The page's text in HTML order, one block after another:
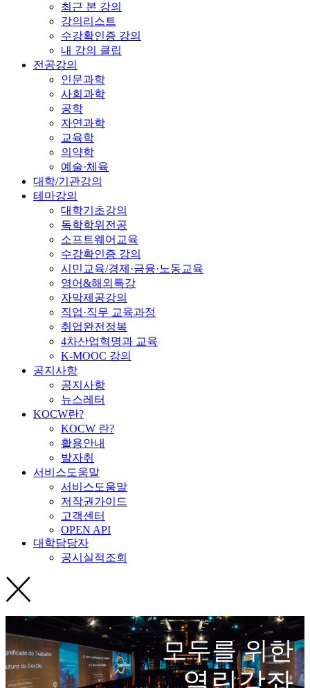
최근 본 강의
강의리스트
수강확인증 강의
내 강의 클립
전공강의
인문과학
사회과학
공학
자연과학
교육학
의약학
예술·체육
대학/기관강의
테마강의
대학기초강의
독학학위전공
소프트웨어교육
수강확인증 강의
시민교육/경제·금융·노동교육
영어&해외특강
자막제공강의
직업·직무 교육과정
취업완전정복
4차산업혁명과 교육
K-MOOC 강의
공지사항
공지사항
뉴스레터
KOCW란?
KOCW 란?
활용안내
발자취
서비스도움말
서비스도움말
저작권가이드
고객센터
OPEN API
대학담당자
공시실적조회
모두를 위한